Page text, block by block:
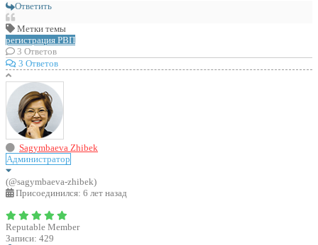
Ответить
Метки темы
регистрация РВП
3 Ответов
3 Ответов
Sagymbaeva Zhibek
Администратор
(@sagymbaeva-zhibek)
Присоединился: 6 лет назад
Reputable Member
Записи: 429